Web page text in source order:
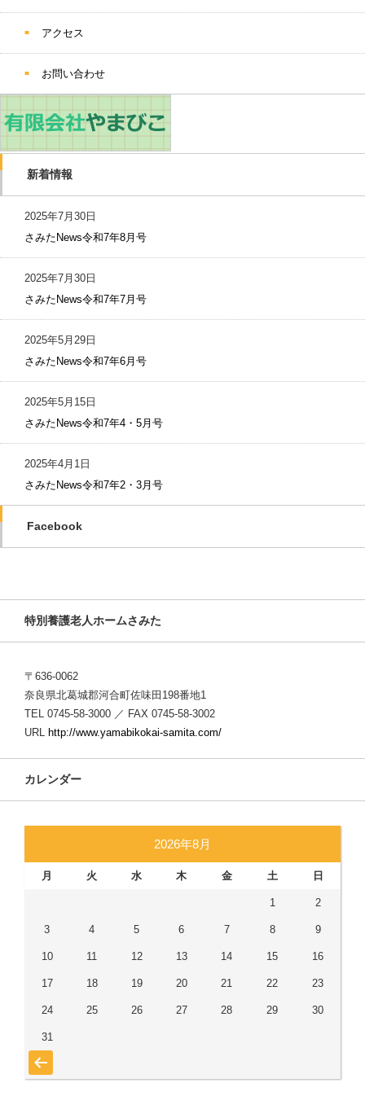
アクセス
お問い合わせ
新着情報
2025年7月30日
さみたNews令和7年8月号
2025年7月30日
さみたNews令和7年7月号
2025年5月29日
さみたNews令和7年6月号
2025年5月15日
さみたNews令和7年4・5月号
2025年4月1日
さみたNews令和7年2・3月号
Facebook
特別養護老人ホームさみた
〒636-0062
奈良県北葛城郡河合町佐味田198番地1
TEL 0745-58-3000 ／ FAX 0745-58-3002
URL http://www.yamabikokai-samita.com/
カレンダー
2026年8月
月 火 水 木 金 土 日
1 2
3 4 5 6 7 8 9
10 11 12 13 14 15 16
17 18 19 20 21 22 23
24 25 26 27 28 29 30
31
« 7月